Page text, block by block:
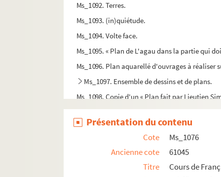
Ms_1092. Terres.
Ms_1093. (in)quiétude.
Ms_1094. Volte face.
Ms_1095. « Plan de L'agau dans la partie qui
Ms_1096. Plan aquarellé d'ouvrages à réaliser
Ms_1097. Ensemble de dessins et de plans.
Ms_1098. Copie d'un « Plan fait par Lieutien
Ms_1099. Portrait de Marc Bernard, profil.
Ms_1100. Bonne rentrée cher M. E.
Ms_1101. « PLAN DE LA VIELE ET
Ms_1102. Cours de théologie protestante.
Ms_1103. Carnet de compte d'un médecin de
Présentation du contenu
Cote
Ms_1076
Ancienne cote
61045
Titre
Cours de